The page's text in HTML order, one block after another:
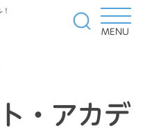
MENU
・アカデ